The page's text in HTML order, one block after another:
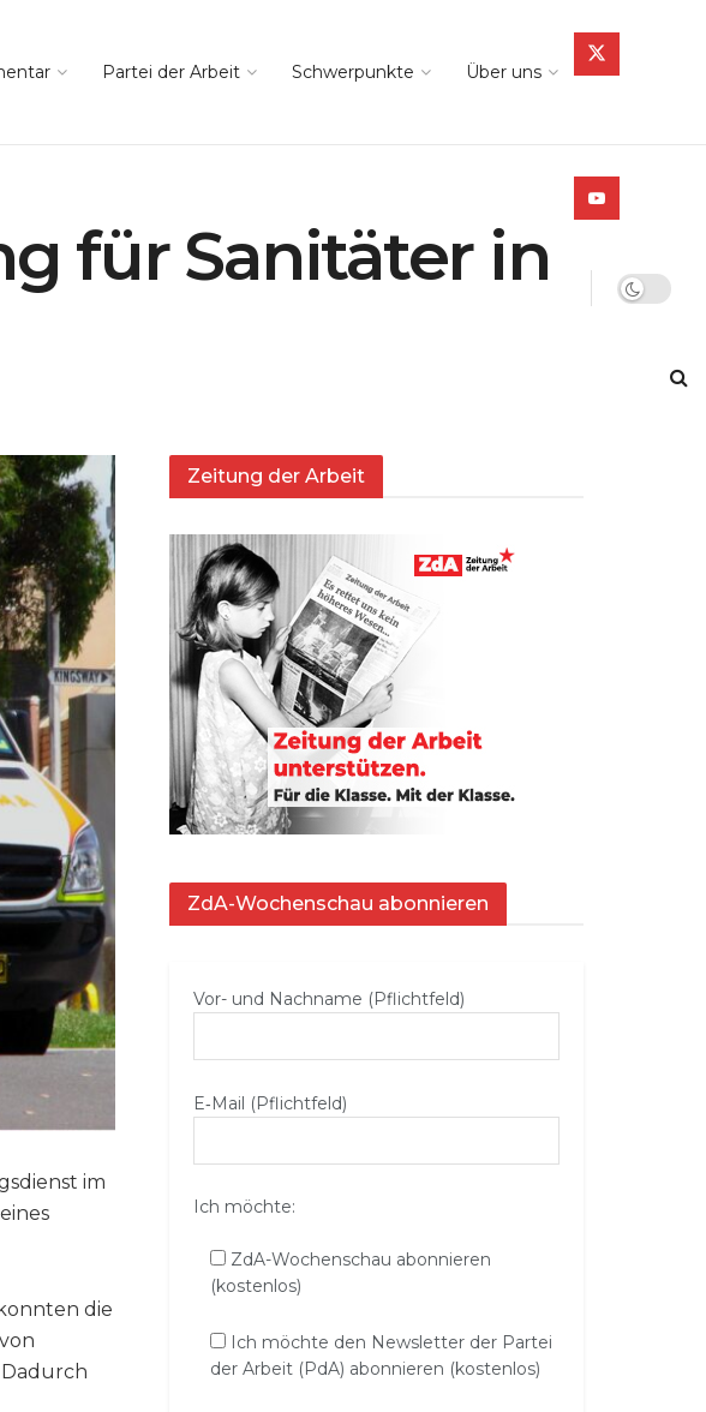
Partei der Arbeit Schwerpunkte Über uns
für Sanitäter in
im
die
Zeitung der Arbeit
ZdA-Wochenschau abonnieren
Vor- und Nachname (Pflichtfeld)
E‑Mail (Pflichtfeld)
Ich möchte:
ZdA-Wochenschau abonnieren
(kostenlos)
Ich möchte den Newsletter der Partei
der Arbeit (PdA) abonnieren (kostenlos)